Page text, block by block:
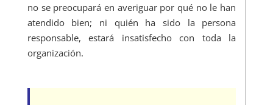
no se preocupará en averiguar por qué no le han
atendido bien; ni quién ha sido la persona
responsable, estará insatisfecho con toda la
organización.